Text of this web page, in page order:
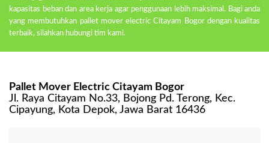
kapasitas beban dan area kerja agar penggunaan lebih maksimal. Bagi anda
yang membutuhkan pallet mover electric Citayam Bogor dengan kualitas
terbaik, silahkan hubungi tim kami.
Pallet Mover Electric Citayam Bogor
Jl. Raya Citayam No.33, Bojong Pd. Terong, Kec.
Cipayung, Kota Depok, Jawa Barat 16436